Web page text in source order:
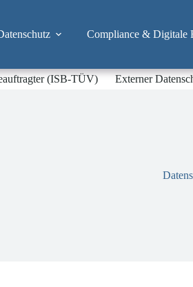
Compliance & Digitale
(ISB-TÜV) Externer